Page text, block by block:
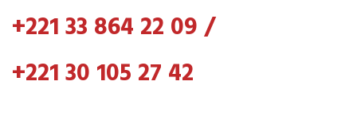
+221 33 864 22 09/
+221 30 105 27 42